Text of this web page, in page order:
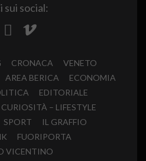
sui social:
CRONACA
VENETO
AREA BERICA
ECONOMIA
EDITORIALE
CURIOSITÀ – LIFESTYLE
SPORT
IL GRAFFIO
FUORIPORTA
VICENTINO